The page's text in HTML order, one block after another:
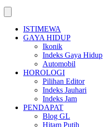
ISTIMEWA
GAYA HIDUP
Ikonik
Indeks Gaya Hidup
Automobil
HOROLOGI
Pilihan Editor
Indeks Jauhari
Indeks Jam
PENDAPAT
Blog GL
Hitam Putih